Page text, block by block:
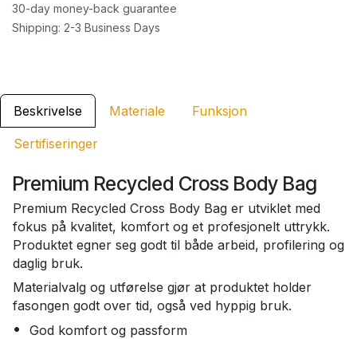
30-day money-back guarantee
Shipping: 2-3 Business Days
Beskrivelse Materiale Funksjon
Sertifiseringer
Premium Recycled Cross Body Bag
Premium Recycled Cross Body Bag er utviklet med
fokus på kvalitet, komfort og et profesjonelt uttrykk.
Produktet egner seg godt til både arbeid, profilering og
daglig bruk.
Materialvalg og utførelse gjør at produktet holder
fasongen godt over tid, også ved hyppig bruk.
God komfort og passform